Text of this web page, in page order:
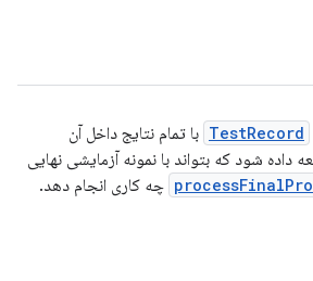
TestRecord با تمام نتایج داخل آن
شود که بتواند با نمونه آزمایشی نهایی
چه کاری انجام دهد.